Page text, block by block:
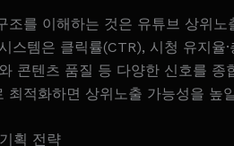
조를 이해하는 것은 유튜브 상위
스템은 클릭률(CTR), 시청 유지율
콘텐츠 품질 등 다양한 신호를 종
최적화하면 상위노출 가능성을 높
획 전략